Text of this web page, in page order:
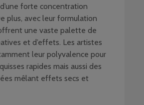
forte concentration
plus, avec leur formulation
une vaste palette de
et d’effets. Les artistes
leur polyvalence pour
rapides mais aussi des
mêlant effets secs et